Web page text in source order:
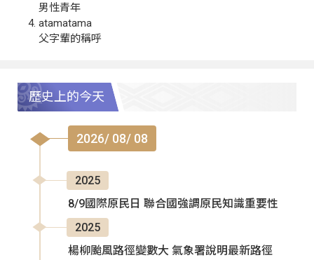
男性青年
atamatama
父字輩的稱呼
歷史上的今天
2026/ 08/ 08
2025
8/9國際原民日 聯合國強調原民知識重要性
2025
楊柳颱風路徑變數大 氣象署說明最新路徑